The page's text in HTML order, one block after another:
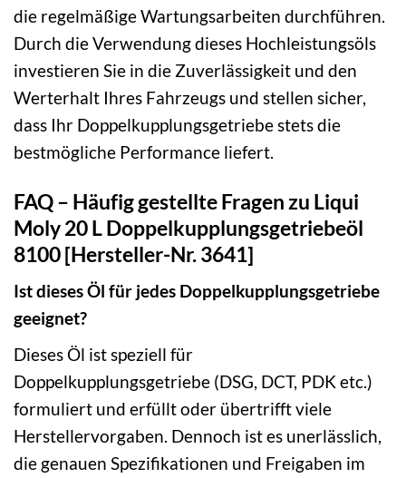
die regelmäßige Wartungsarbeiten durchführen.
Durch die Verwendung dieses Hochleistungsöls
investieren Sie in die Zuverlässigkeit und den
Werterhalt Ihres Fahrzeugs und stellen sicher,
dass Ihr Doppelkupplungsgetriebe stets die
bestmögliche Performance liefert.
FAQ – Häufig gestellte Fragen zu Liqui
Moly 20 L Doppelkupplungsgetriebeöl
8100 [Hersteller-Nr. 3641]
Ist dieses Öl für jedes Doppelkupplungsgetriebe
geeignet?
Dieses Öl ist speziell für
Doppelkupplungsgetriebe (DSG, DCT, PDK etc.)
formuliert und erfüllt oder übertrifft viele
Herstellervorgaben. Dennoch ist es unerlässlich,
die genauen Spezifikationen und Freigaben im